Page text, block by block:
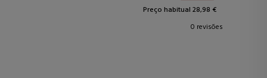
Preço habitual 28,98 €
0 revisões